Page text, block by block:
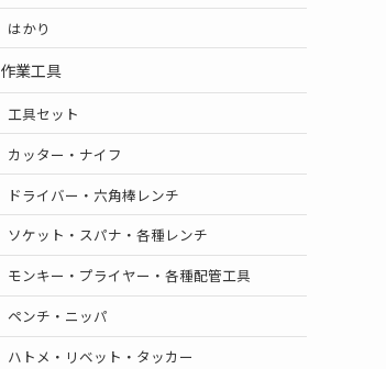
はかり
作業工具
工具セット
カッター・ナイフ
ドライバー・六角棒レンチ
ソケット・スパナ・各種レンチ
モンキー・プライヤー・各種配管工具
ペンチ・ニッパ
ハトメ・リベット・タッカー